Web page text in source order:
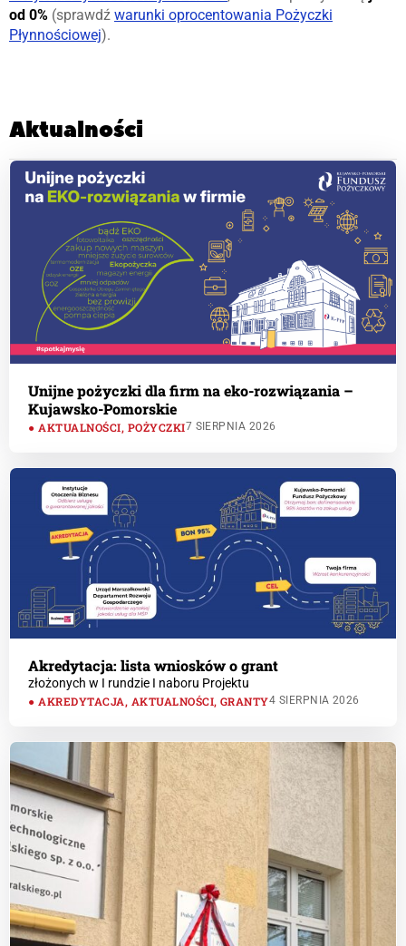
od 0% (sprawdź warunki oprocentowania Pożyczki
Płynnościowej).
Aktualności
Unijne pożyczki dla firm na eko-rozwiązania –
Kujawsko-Pomorskie
AKTUALNOŚCI, POŻYCZKI7 SIERPNIA 2026
Akredytacja: lista wniosków o grant
złożonych w I rundzie I naboru Projektu
AKREDYTACJA, AKTUALNOŚCI, GRANTY4 SIERPNIA 2026